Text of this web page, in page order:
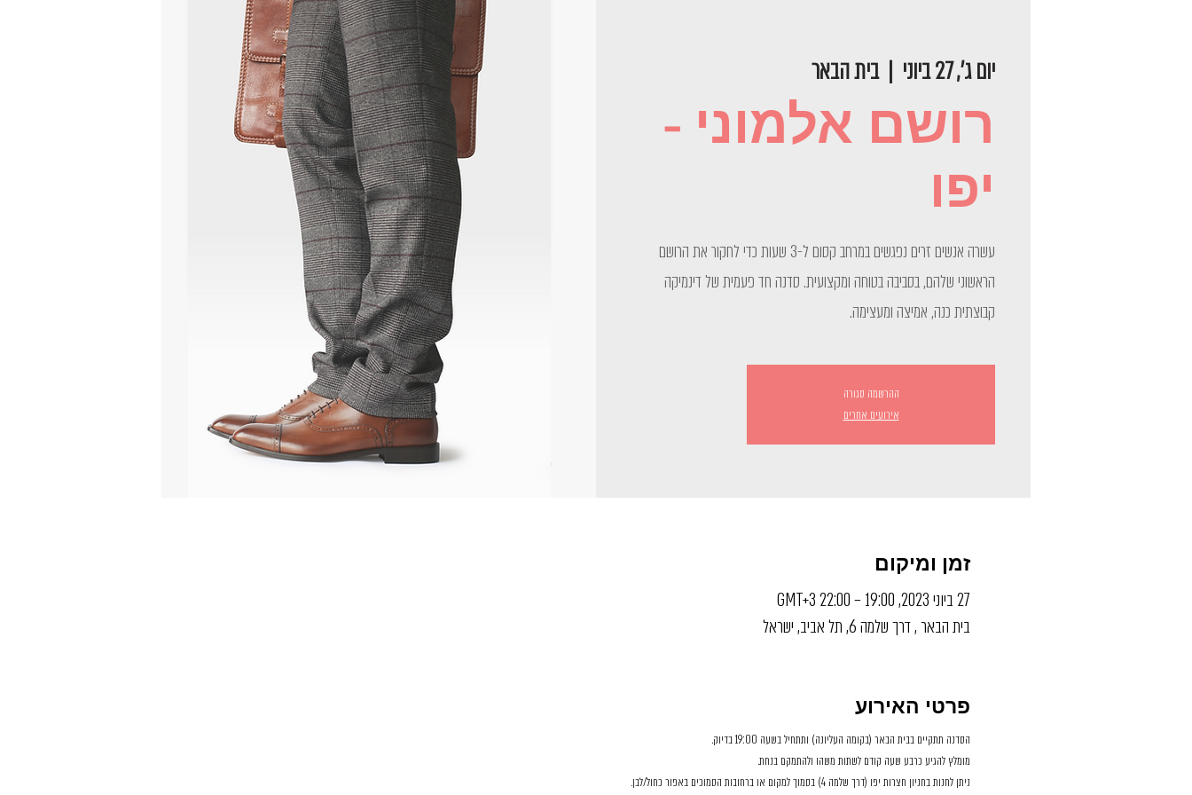
יום ג׳, 27 ביוני
  |
בית הבאר
רושם אלמוני -
יפו
עשרה אנשים זרים נפגשים במרחב קסום ל-3 שעות כדי לחקור את הרושם
הראשוני שלהם, בסביבה בטוחה ומקצועית. סדנה חד פעמית של דינמיקה
קבוצתית כנה, אמיצה ומעצימה.
ההרשמה סגורה
אירועים אחרים
זמן ומיקום
27 ביוני 2023, 19:00 – 22:00 GMT‎+3‎
בית הבאר , דרך שלמה 6, תל אביב, ישראל
פרטי האירוע
הסדנה תתקיים בבית הבאר (בקומה העליונה) ותתחיל בשעה 19:00 בדיוק.
מומלץ להגיע כרבע שעה קודם לשתות משהו ולהתמקם בנחת.
ניתן לחנות בחניון חצרות יפו (דרך שלמה 4) בסמוך למקום או ברחובות הסמוכים באפור כחול/לבן.